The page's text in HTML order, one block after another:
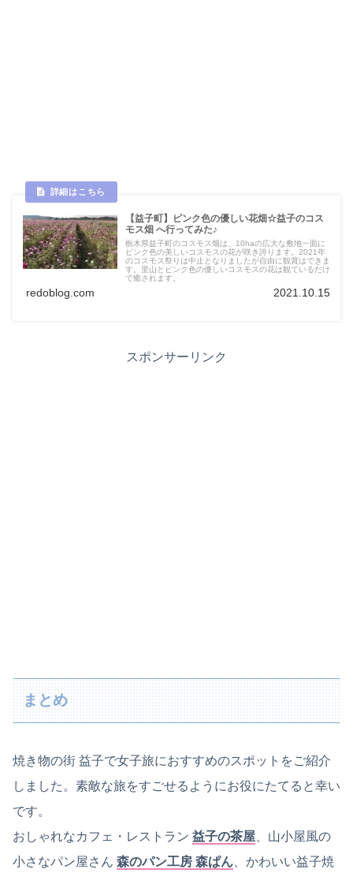
【益子町】ピンク色の優しい花畑☆益子のコス
モス畑 へ行ってみた♪
栃木県益子町のコスモス畑は、10haの広大な敷地一面に
ピンク色の美しいコスモスの花が咲き誇ります。2021年
のコスモス祭りは中止となりましたが自由に観賞はできま
す。里山とピンク色の優しいコスモスの花は観ているだけ
で癒されます。
redoblog.com 2021.10.15
スポンサーリンク
まとめ
焼き物の街 益子で女子旅におすすめのスポットをご紹介
しました。素敵な旅をすごせるようにお役にたてると幸い
です。
おしゃれなカフェ・レストラン 益子の茶屋 、山小屋風の
小さなパン屋さん 森のパン工房 森ぱん 、かわいい益子焼